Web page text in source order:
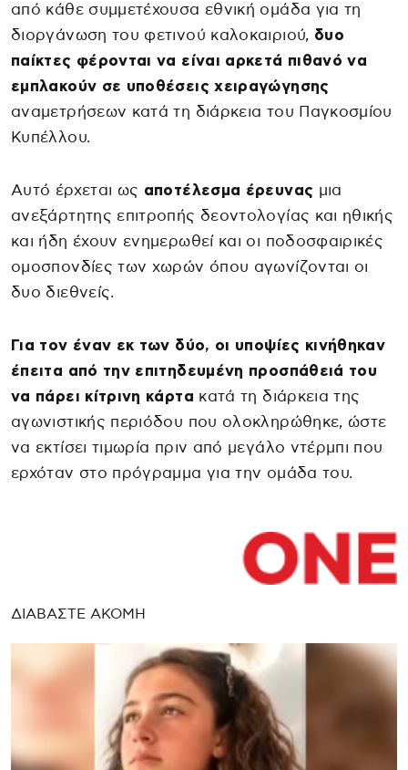
από κάθε συμμετέχουσα εθνική ομάδα για τη
διοργάνωση του φετινού καλοκαιριού, δυο
παίκτες φέρονται να είναι αρκετά πιθανό να
εμπλακούν σε υποθέσεις χειραγώγησης
αναμετρήσεων κατά τη διάρκεια του Παγκοσμίου
Κυπέλλου.
Αυτό έρχεται ως αποτέλεσμα έρευνας μια
ανεξάρτητης επιτροπής δεοντολογίας και ηθικής
και ήδη έχουν ενημερωθεί και οι ποδοσφαιρικές
ομοσπονδίες των χωρών όπου αγωνίζονται οι
δυο διεθνείς.
Για τον έναν εκ των δύο, οι υποψίες κινήθηκαν
έπειτα από την επιτηδευμένη προσπάθειά του
να πάρει κίτρινη κάρτα κατά τη διάρκεια της
αγωνιστικής περιόδου που ολοκληρώθηκε, ώστε
να εκτίσει τιμωρία πριν από μεγάλο ντέρμπι που
ερχόταν στο πρόγραμμα για την ομάδα του.
ΔΙΑΒΑΣΤΕ ΑΚΟΜΗ